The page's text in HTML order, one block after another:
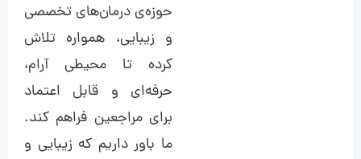
حوزه‌ی درمان‌های تخصصی
و زیبایی، همواره تلاش
کرده تا محیطی آرام،
حرفه‌ای و قابل اعتماد
برای مراجعین فراهم کند.
ما باور داریم که زیبایی و